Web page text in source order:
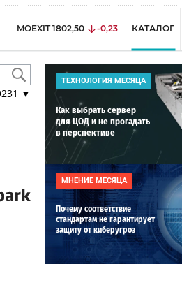
MOEXIT 1802,50 -0,23 КАТАЛОГ
▼
ТЕХНОЛОГИЯ МЕСЯЦА
Как выбрать сервер
для ЦОД и не прогадать
в перспективе
МНЕНИЕ МЕСЯЦА
Почему соответствие
стандартам не гарантирует
защиту от киберугроз